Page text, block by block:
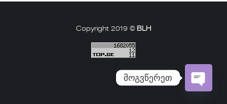
Copyright 2019 © BLH
მოგვწერეთ